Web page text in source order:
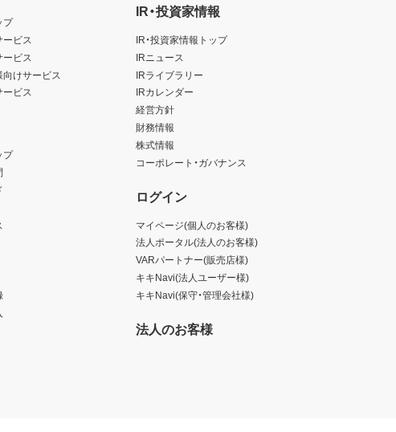
プ
ービス
ービス
けサービス
ビス
プ
IR・投資家情報
IR・投資家情報トップ
IRニュース
IRライブラリー
IRカレンダー
経営方針
財務情報
株式情報
コーポレート・ガバナンス
ログイン
マイページ(個人のお客様)
法人ポータル(法人のお客様)
VARパートナー(販売店様)
キキNavi(法人ユーザー様)
キキNavi(保守・管理会社様)
法人のお客様